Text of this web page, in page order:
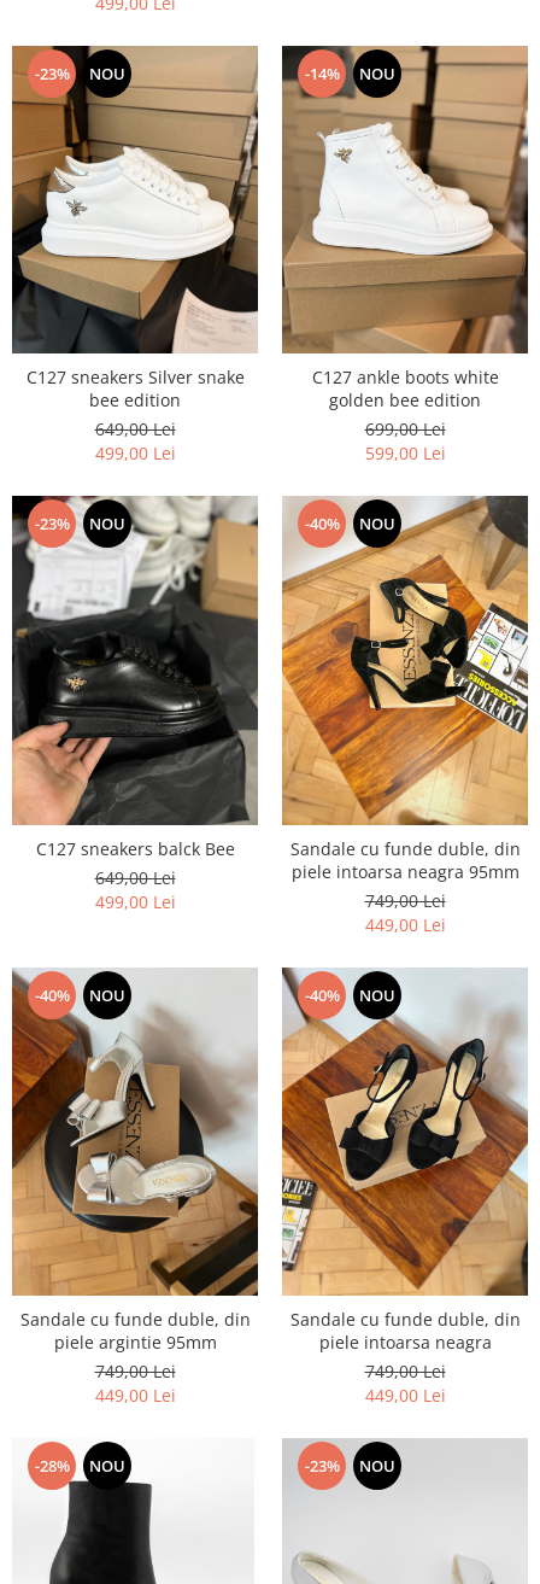
-23% NOU
C127 sneakers Silver snake
bee edition
649,00 Lei
499,00 Lei
-14% NOU
C127 ankle boots white
golden bee edition
699,00 Lei
599,00 Lei
-23% NOU
C127 sneakers balck Bee
649,00 Lei
499,00 Lei
-40% NOU
Sandale cu funde duble, din
piele intoarsa neagra 95mm
749,00 Lei
449,00 Lei
-40% NOU
Sandale cu funde duble, din
piele argintie 95mm
749,00 Lei
449,00 Lei
-40% NOU
Sandale cu funde duble, din
piele intoarsa neagra
749,00 Lei
449,00 Lei
-28% NOU -23% NOU